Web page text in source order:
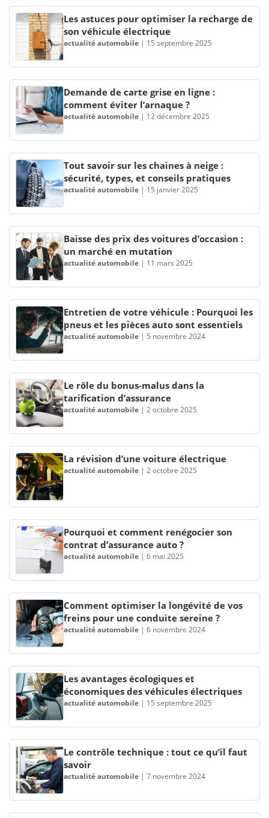
Les astuces pour optimiser la recharge de
son véhicule électrique
actualité automobile | 15 septembre 2025
Demande de carte grise en ligne :
comment éviter l’arnaque ?
actualité automobile | 12 décembre 2025
Tout savoir sur les chaines à neige :
sécurité, types, et conseils pratiques
actualité automobile | 15 janvier 2025
Baisse des prix des voitures d’occasion :
un marché en mutation
actualité automobile | 11 mars 2025
Entretien de votre véhicule : Pourquoi les
pneus et les pièces auto sont essentiels
actualité automobile | 5 novembre 2024
Le rôle du bonus-malus dans la
tarification d’assurance
actualité automobile | 2 octobre 2025
La révision d’une voiture électrique
actualité automobile | 2 octobre 2025
Pourquoi et comment renégocier son
contrat d’assurance auto ?
actualité automobile | 6 mai 2025
Comment optimiser la longévité de vos
freins pour une conduite sereine ?
actualité automobile | 6 novembre 2024
Les avantages écologiques et
économiques des véhicules électriques
actualité automobile | 15 septembre 2025
Le contrôle technique : tout ce qu’il faut
savoir
actualité automobile | 7 novembre 2024